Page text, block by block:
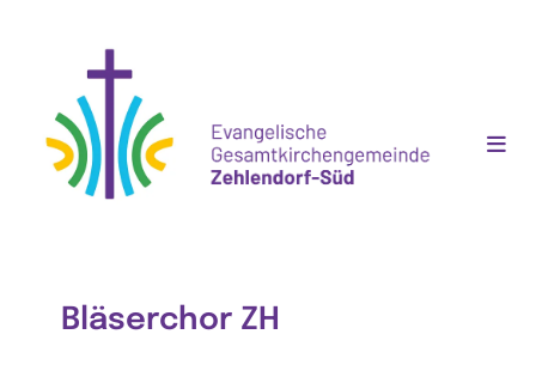
Bläserchor ZH